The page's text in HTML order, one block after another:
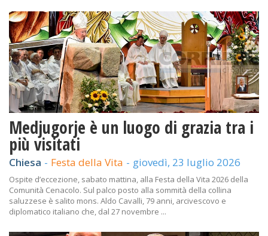
Medjugorje è un luogo di grazia tra i
più visitati
Chiesa - Festa della Vita - giovedì, 23 luglio 2026
Ospite d’eccezione, sabato mattina, alla Festa della Vita 2026 della
Comunità Cenacolo. Sul palco posto alla sommità della collina
saluzzese è salito mons. Aldo Cavalli, 79 anni, arcivescovo e
diplomatico italiano che, dal 27 novembre ...